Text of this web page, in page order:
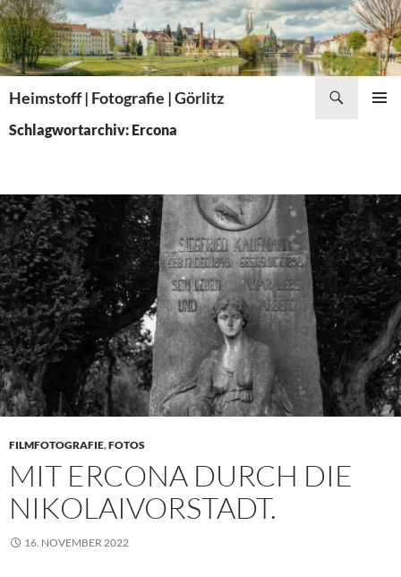
Zum
Inhalt
springen
Heimstoff | Fotografie | Görlitz
Schlagwortarchiv: Ercona
FILMFOTOGRAFIE,FOTOS
MIT ERCONA DURCH DIE
NIKOLAIVORSTADT.
16. NOVEMBER 2022